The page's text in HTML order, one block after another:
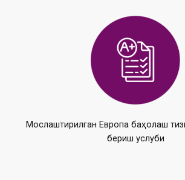
Мослаштирилган Европа баҳолаш
бериш услуби